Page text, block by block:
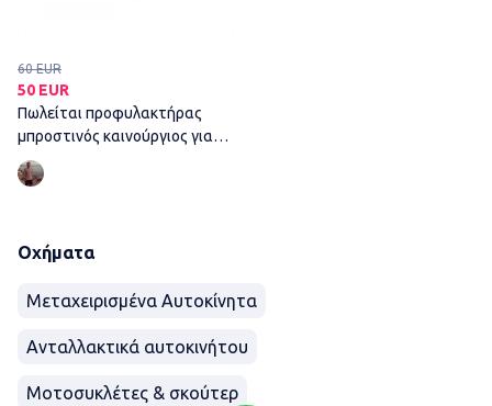
60 EUR
50 EUR
Πωλείται προφυλακτήρας
μπροστινός καινούργιος για
seat Leon 2013-18
Οχήματα
Μεταχειρισμένα Αυτοκίνητα
Ανταλλακτικά αυτοκινήτου
Μοτοσυκλέτες & σκούτερ